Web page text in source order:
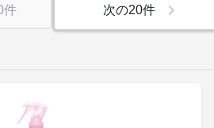
件 次の20件